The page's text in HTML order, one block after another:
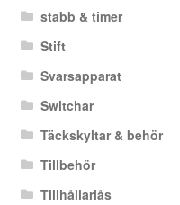
stabb & timer
Stift
Svarsapparat
Switchar
Täckskyltar & behör
Tillbehör
Tillhållarlås